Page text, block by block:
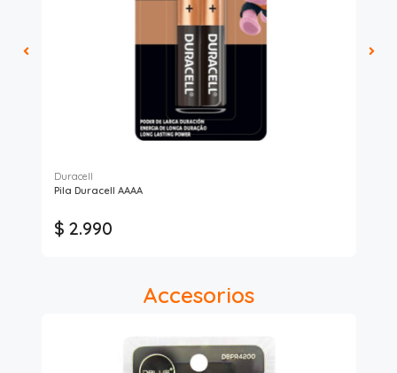
Duracell
Pila Duracell AAAA
$ 2.990
Accesorios